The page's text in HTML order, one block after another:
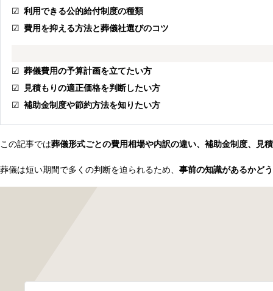
☑ 利用できる公的給付制度の種類
☑ 費用を抑える方法と葬儀社選びのコツ
☑ 葬儀費用の予算計画を立てたい方
☑
見積もりの適正価格を判断したい方
☑ 補助金制度や節約方法を知りたい方
この記事では葬儀形式ごとの費用相場や内訳の違い、補助金制度、見
葬儀は短い期間で多くの判断を迫られるため、 事前の知識があるかど